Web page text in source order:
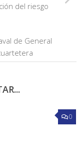
del riesgo
de General
0